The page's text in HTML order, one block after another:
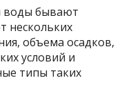
воды бывают
нескольких
объема осадков,
условий и
типы таких